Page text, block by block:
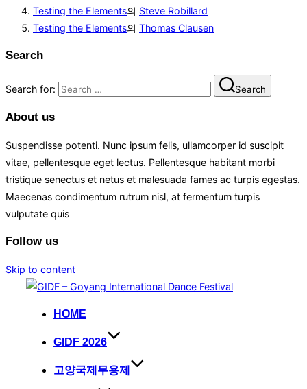
Testing the Elements의 Steve Robillard
Testing the Elements의 Thomas Clausen
Search
Search for: Search
About us
Suspendisse potenti. Nunc ipsum felis, ullamcorper id suscipit
vitae, pellentesque eget lectus. Pellentesque habitant morbi
tristique senectus et netus et malesuada fames ac turpis egestas.
Maecenas condimentum rutrum nisl, at fermentum turpis
vulputate quis
Follow us
Skip to content
HOME
GIDF 2026
고양국제무용제